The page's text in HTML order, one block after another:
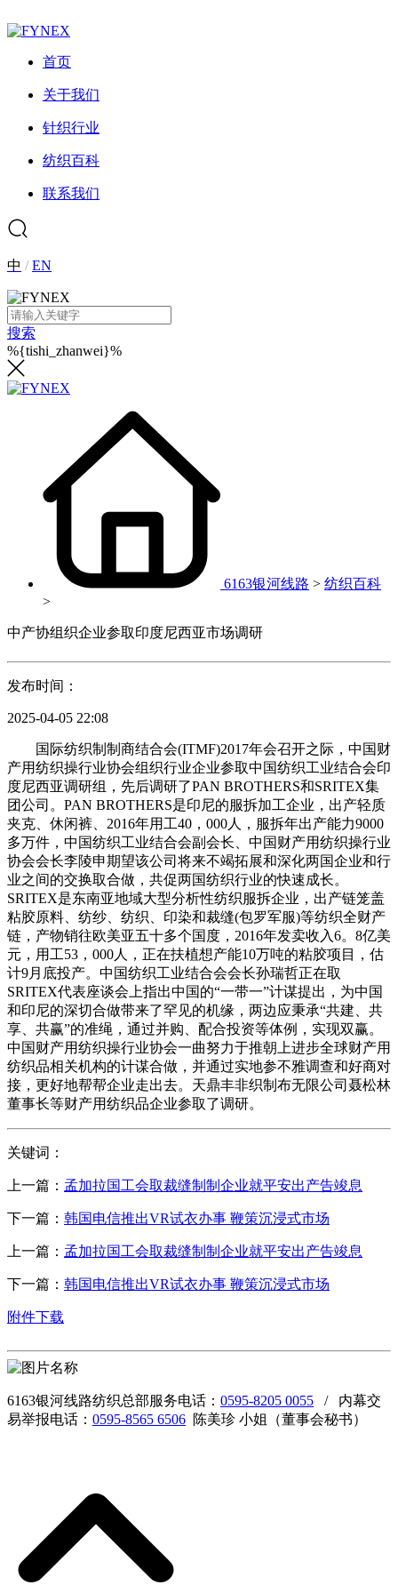
首页
关于我们
针织行业
纺织百科
联系我们
中 /EN
搜索
%{tishi_zhanwei}%
6163银河线路 > 纺织百科
>
中产协组织企业参取印度尼西亚市场调研
发布时间：
2025-04-05 22:08
国际纺织制制商结合会(ITMF)2017年会召开之际，中国财
产用纺织操行业协会组织行业企业参取中国纺织工业结合会印
度尼西亚调研组，先后调研了PAN BROTHERS和SRITEX集
团公司。PAN BROTHERS是印尼的服拆加工企业，出产轻质
夹克、休闲裤、2016年用工40，000人，服拆年出产能力9000
多万件，中国纺织工业结合会副会长、中国财产用纺织操行业
协会会长李陵申期望该公司将来不竭拓展和深化两国企业和行
业之间的交换取合做，共促两国纺织行业的快速成长。
SRITEX是东南亚地域大型分析性纺织服拆企业，出产链笼盖
粘胶原料、纺纱、纺织、印染和裁缝(包罗军服)等纺织全财产
链，产物销往欧美亚五十多个国度，2016年发卖收入6。8亿美
元，用工53，000人，正在扶植想产能10万吨的粘胶项目，估
计9月底投产。中国纺织工业结合会会长孙瑞哲正在取
SRITEX代表座谈会上指出中国的“一带一”计谋提出，为中国
和印尼的深切合做带来了罕见的机缘，两边应秉承“共建、共
享、共赢”的准绳，通过并购、配合投资等体例，实现双赢。
中国财产用纺织操行业协会一曲努力于推朝上进步全球财产用
纺织品相关机构的计谋合做，并通过实地参不雅调查和好商对
接，更好地帮帮企业走出去。天鼎丰非织制布无限公司聂松林
董事长等财产用纺织品企业参取了调研。
关键词：
上一篇： 孟加拉国工会取裁缝制制企业就平安出产告竣息
下一篇： 韩国电信推出VR试衣办事 鞭策沉浸式市场
上一篇： 孟加拉国工会取裁缝制制企业就平安出产告竣息
下一篇： 韩国电信推出VR试衣办事 鞭策沉浸式市场
附件下载
6163银河线路纺织总部服务电话： 0595-8205 0055 / 内幕交
易举报电话： 0595-8565 6506 陈美珍 小姐（董事会秘书）